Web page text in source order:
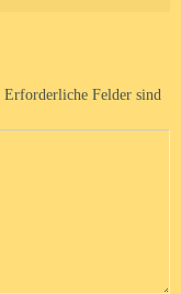
Erforderliche Felder sind